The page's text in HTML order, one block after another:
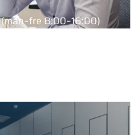
(mån–fre 8:00–16:00)